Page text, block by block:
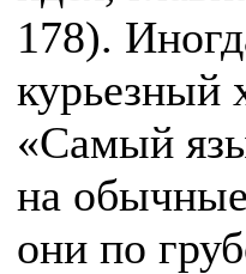
178).
курьезный
«Самый
на
они по